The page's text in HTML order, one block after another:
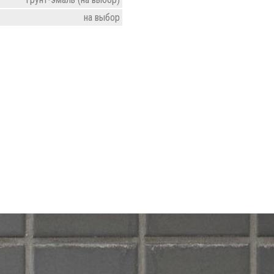
на выбор